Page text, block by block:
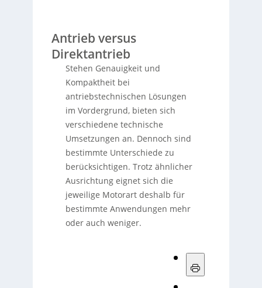
Antrieb versus
Direktantrieb
Stehen Genauigkeit und
Kompaktheit bei
antriebstechnischen Lösungen
im Vordergrund, bieten sich
verschiedene technische
Umsetzungen an. Dennoch sind
bestimmte Unterschiede zu
berücksichtigen. Trotz ähnlicher
Ausrichtung eignet sich die
jeweilige Motorart deshalb für
bestimmte Anwendungen mehr
oder auch weniger.